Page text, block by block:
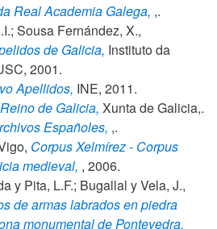
Real Academia Galega, ,.
Sousa Fernández, X.,
de Galicia, Instituto da
2001.
Apellidos, INE, 2011.
de Galicia, Xunta de Galicia,.
Españoles, ,.
Corpus Xelmírez - Corpus
medieval, , 2006.
y Pita, L.F.; Bugallal y Vela, J.,
de armas labrados en piedra
monumental de Pontevedra,